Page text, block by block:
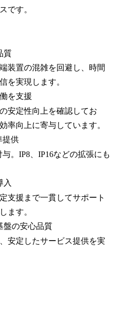
です。
質
装置の混雑を回避し、時間
を実現します。
を支援
安定性向上を確認してお
率向上に寄与しています。
提供
。IP8、IP16などの拡張にも
入
支援まで一貫してサポート
ます。
盤の安心品質
安定したサービス提供を実